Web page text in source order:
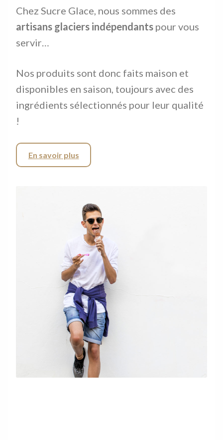
Chez Sucre Glace, nous sommes des
artisans glaciers indépendants pour vous
servir…
Nos produits sont donc faits maison et
disponibles en saison, toujours avec des
ingrédients sélectionnés pour leur qualité
!
En savoir plus